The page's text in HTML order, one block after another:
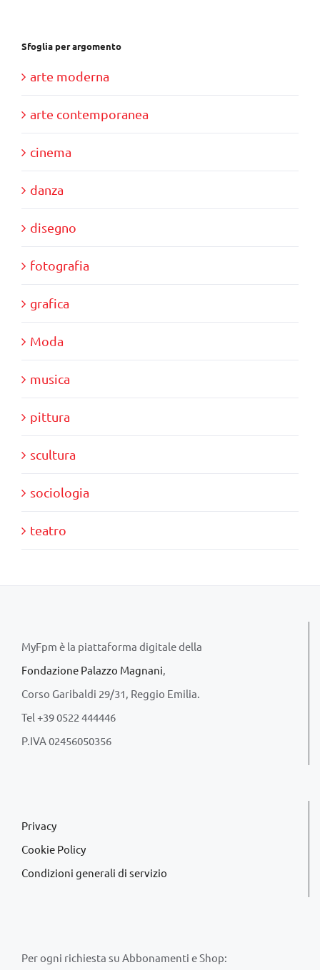
Sfoglia per argomento
arte moderna
arte contemporanea
cinema
danza
disegno
fotografia
grafica
Moda
musica
pittura
scultura
sociologia
teatro
MyFpm è la piattaforma digitale della
Fondazione Palazzo Magnani,
Corso Garibaldi 29/31, Reggio Emilia.
Tel +39 0522 444446
P.IVA 02456050356
Privacy
Cookie Policy
Condizioni generali di servizio
Per ogni richiesta su Abbonamenti e Shop: